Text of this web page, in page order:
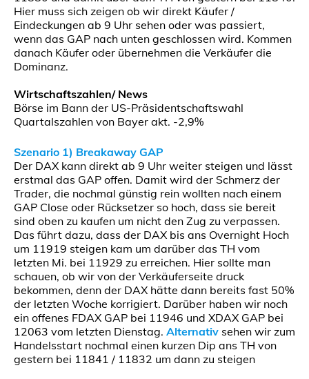
Hier muss sich zeigen ob wir direkt Käufer /
Eindeckungen ab 9 Uhr sehen oder was passiert,
wenn das GAP nach unten geschlossen wird. Kommen
danach Käufer oder übernehmen die Verkäufer die
Dominanz.
Wirtschaftszahlen/ News
Börse im Bann der US-Präsidentschaftswahl
Quartalszahlen von Bayer akt. -2,9%
Szenario 1) Breakaway GAP
Der DAX kann direkt ab 9 Uhr weiter steigen und lässt
erstmal das GAP offen. Damit wird der Schmerz der
Trader, die nochmal günstig rein wollten nach einem
GAP Close oder Rücksetzer so hoch, dass sie bereit
sind oben zu kaufen um nicht den Zug zu verpassen.
Das führt dazu, dass der DAX bis ans Overnight Hoch
um 11919 steigen kam um darüber das TH vom
letzten Mi. bei 11929 zu erreichen. Hier sollte man
schauen, ob wir von der Verkäuferseite druck
bekommen, denn der DAX hätte dann bereits fast 50%
der letzten Woche korrigiert. Darüber haben wir noch
ein offenes FDAX GAP bei 11946 und XDAX GAP bei
12063 vom letzten Dienstag. Alternativ sehen wir zum
Handelsstart nochmal einen kurzen Dip ans TH von
gestern bei 11841 / 11832 um dann zu steigen